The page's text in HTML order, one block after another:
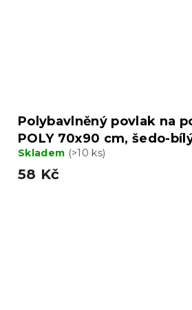
Polybavlněný povlak na
POLY 70x90 cm, šedo-
Skladem (>10 ks)
58 Kč